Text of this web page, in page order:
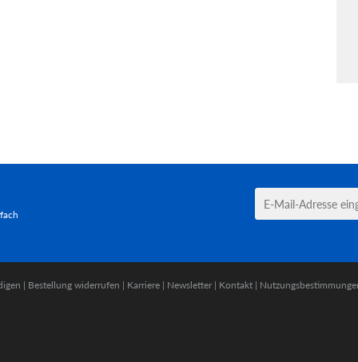
| Bestellung widerrufen | Karriere | Newsletter | Kontakt |